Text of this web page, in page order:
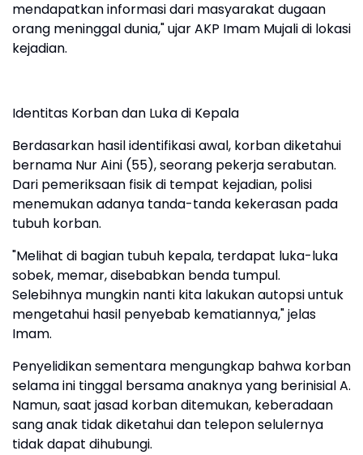
mendapatkan informasi dari masyarakat dugaan
orang meninggal dunia," ujar AKP Imam Mujali di lokasi
kejadian.
Identitas Korban dan Luka di Kepala
Berdasarkan hasil identifikasi awal, korban diketahui
bernama Nur Aini (55), seorang pekerja serabutan.
Dari pemeriksaan fisik di tempat kejadian, polisi
menemukan adanya tanda-tanda kekerasan pada
tubuh korban.
"Melihat di bagian tubuh kepala, terdapat luka-luka
sobek, memar, disebabkan benda tumpul.
Selebihnya mungkin nanti kita lakukan autopsi untuk
mengetahui hasil penyebab kematiannya," jelas
Imam.
Penyelidikan sementara mengungkap bahwa korban
selama ini tinggal bersama anaknya yang berinisial A.
Namun, saat jasad korban ditemukan, keberadaan
sang anak tidak diketahui dan telepon selulernya
tidak dapat dihubungi.